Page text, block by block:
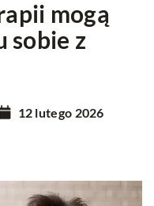
mogą
sobie z
12 lutego 2026